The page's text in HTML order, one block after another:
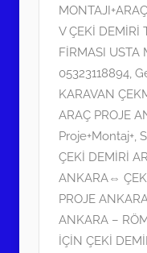
r
i
h
i
n
d
e
g
ö
n
d
e
V ÇEKİ DEMİRİ
FİRMASI USTA
05323118894
KARAVAN
ARAÇ PROJE
Proje+Montaj+
ÇEKİ DEMİRİ
ANKARA⇔
PROJE
ANKARA –
İÇİN ÇEKİ